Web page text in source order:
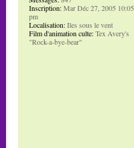
Inscription:Mar Déc 27, 2005 10:05
pm
Localisation:Iles sous le vent
Film d'animation culte:Tex Avery's
"Rock-a-bye-bear"